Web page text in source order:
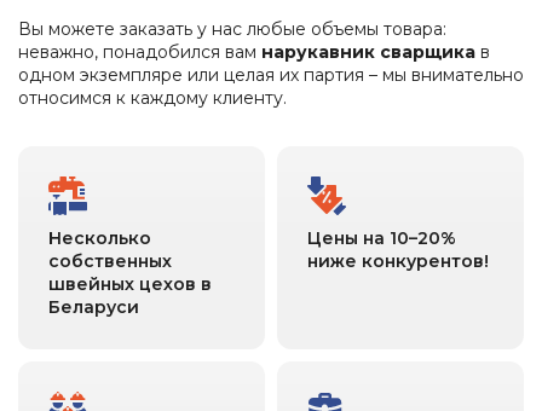
Вы можете заказать у нас любые объемы товара:
неважно, понадобился вам нарукавник сварщика в
одном экземпляре или целая их партия – мы внимательно
относимся к каждому клиенту.
Несколько
собственных
швейных цехов в
Беларуси
Цены на 10–20%
ниже конкурентов!